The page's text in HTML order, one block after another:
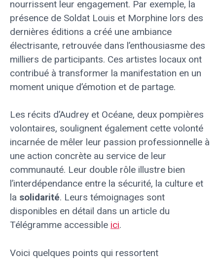
nourrissent leur engagement. Par exemple, la
présence de Soldat Louis et Morphine lors des
dernières éditions a créé une ambiance
électrisante, retrouvée dans l’enthousiasme des
milliers de participants. Ces artistes locaux ont
contribué à transformer la manifestation en un
moment unique d’émotion et de partage.
Les récits d’Audrey et Océane, deux pompières
volontaires, soulignent également cette volonté
incarnée de mêler leur passion professionnelle à
une action concrète au service de leur
communauté. Leur double rôle illustre bien
l’interdépendance entre la sécurité, la culture et
la solidarité. Leurs témoignages sont
disponibles en détail dans un article du
Télégramme accessible ici.
Voici quelques points qui ressortent